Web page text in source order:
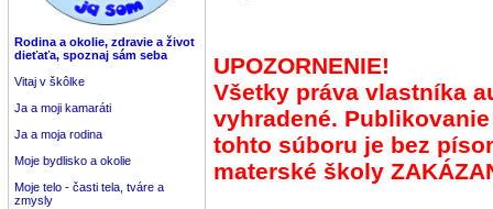
Rodina a okolie, zdravie a život
dieťaťa, spoznaj sám seba
Vitaj v škôlke
Ja a moji kamaráti
Ja a moja rodina
Moje bydlisko a okolie
Moje telo - časti tela, tváre a
zmysly
UPOZORNENIE!
Všetky práva vlastníka
vyhradené.
tohto súboru je bez
materské školy